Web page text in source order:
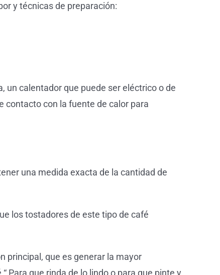
y técnicas de preparación:
un calentador que puede ser eléctrico o de
contacto con la fuente de calor para
una medida exacta de la cantidad de
los tostadores de este tipo de café
principal, que es generar la mayor
Para que rinda de lo lindo o para que pinte y